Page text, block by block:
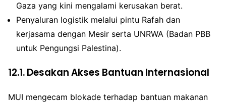
Gaza yang kini mengalami kerusakan berat.
Penyaluran logistik melalui pintu Rafah dan
kerjasama dengan Mesir serta UNRWA (Badan PBB
untuk Pengungsi Palestina).
12.1. Desakan Akses Bantuan Internasional
MUI mengecam blokade terhadap bantuan makanan